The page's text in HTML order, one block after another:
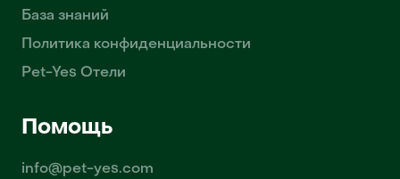
База знаний
Политика конфиденциальности
Pet-Yes Отели
Помощь
info@pet-yes.com